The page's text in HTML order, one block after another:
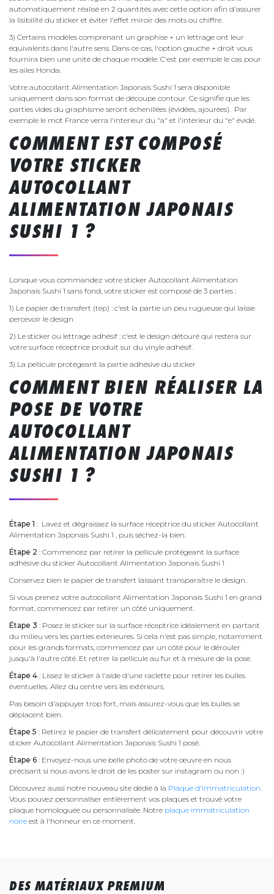
automatiquement réalisé en 2 quantités avec cette option afin d'assurer
la lisibilité du sticker et éviter l'effet miroir des mots ou chiffre.
3) Certains modèles comprenant un graphise + un lettrage ont leur
équivalents dans l'autre sens. Dans ce cas, l'option gauche + droit vous
fournira bien une unité de chaque modèle. C'est par exemple le cas pour
les ailes Honda.
Votre autocollant Alimentation Japonais Sushi 1 sera disponible
uniquement dans son format de découpe contour. Ce signifie que les
parties vides du graphisme seront échenillées (évidées, ajourées). Par
exemple le mot France verra l'interieur du "a" et l'intérieur du "e" évidé.
COMMENT EST COMPOSÉ
VOTRE STICKER
AUTOCOLLANT
ALIMENTATION JAPONAIS
SUSHI 1 ?
Lorsque vous commandez votre sticker Autocollant Alimentation
Japonais Sushi 1 sans fond, votre sticker est composé de 3 parties :
1) Le papier de transfert (tep) : c'est la partie un peu rugueuse qui laisse
percevoir le design
2) Le sticker ou lettrage adhésif : c'est le design détouré qui restera sur
votre surface réceptrice produit sur du vinyle adhésif.
3) La pellicule protégeant la partie adhésive du sticker
COMMENT BIEN RÉALISER LA
POSE DE VOTRE
AUTOCOLLANT
ALIMENTATION JAPONAIS
SUSHI 1 ?
Étape 1 : Lavez et dégraissez la surface réceptrice du sticker Autocollant
Alimentation Japonais Sushi 1 , puis séchez-la bien.
Étape 2 : Commencez par retirer la pellicule protégeant la surface
adhésive du sticker Autocollant Alimentation Japonais Sushi 1
Conservez bien le papier de transfert laissant transparaître le design.
Si vous prenez votre autocollant Alimentation Japonais Sushi 1 en grand
format, commencez par retirer un côté uniquement.
Étape 3 : Posez le sticker sur la surface réceptrice idéalement en partant
du milieu vers les parties extérieures. Si cela n'est pas simple, notamment
pour les grands formats, commencez par un côté pour le dérouler
jusqu'à l'autre côté. Et retirer la pellicule au fur et à mesure de la pose.
Étape 4 : Lissez le sticker à l'aide d'une raclette pour retirer les bulles
éventuelles. Allez du centre vers les extérieurs.
Pas besoin d'appuyer trop fort, mais assurez-vous que les bulles se
déplacent bien.
Étape 5 : Retirez le papier de transfert délicatement pour découvrir votre
sticker Autocollant Alimentation Japonais Sushi 1 posé.
Étape 6 : Envoyez-nous une belle photo de votre œuvre en nous
précisant si nous avons le droit de les poster sur instagram ou non :)
Découvrez aussi notre nouveau site dédié à la Plaque d'immatriculation
Vous pouvez personnaliser entièrement vos plaques et trouvé votre
plaque homologuée ou personnalisée. Notre plaque immatriculation
noire est à l'honneur en ce moment.
DES MATÉRIAUX PREMIUM